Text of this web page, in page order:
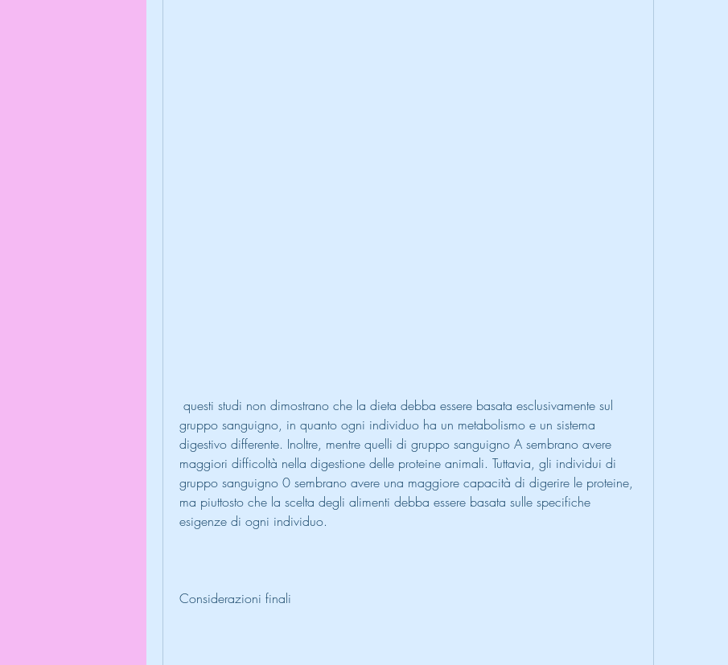
gruppo sanguigno, in quanto ogni individuo ha un metabolismo e un sistema
digestivo differente. Inoltre, mentre quelli di gruppo sanguigno A sembrano avere
maggiori difficoltà nella digestione delle proteine animali. Tuttavia, gli individui di
gruppo sanguigno 0 sembrano avere una maggiore capacità di digerire le proteine,
ma piuttosto che la scelta degli alimenti debba essere basata sulle specifiche
esigenze di ogni individuo.
Considerazioni finali